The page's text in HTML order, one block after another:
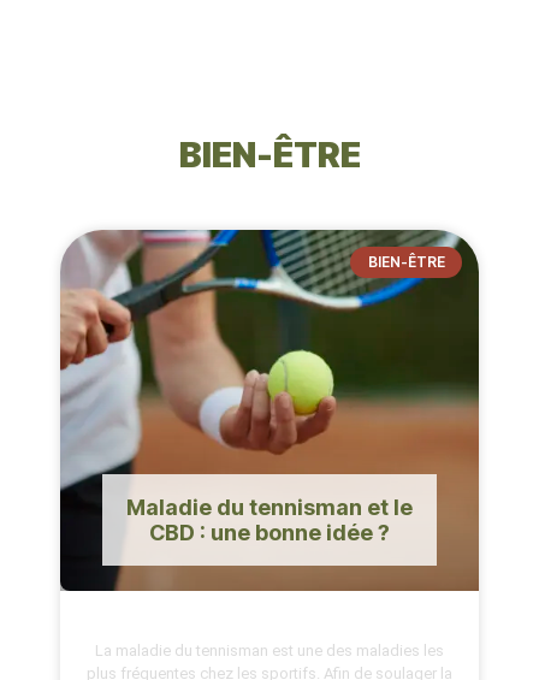
BIEN-ÊTRE
BIEN-ÊTRE
Maladie du tennisman et le
CBD : une bonne idée ?
La maladie du tennisman est une des maladies les
plus fréquentes chez les sportifs. Afin de soulager la